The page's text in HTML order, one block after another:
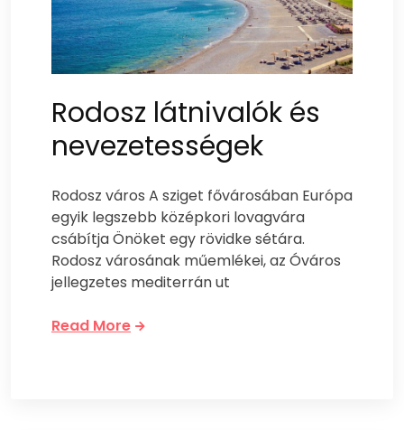
Rodosz látnivalók és
nevezetességek
Rodosz város A sziget fővárosában Európa
egyik legszebb középkori lovagvára
csábítja Önöket egy rövidke sétára.
Rodosz városának műemlékei, az Óváros
jellegzetes mediterrán ut
Read More